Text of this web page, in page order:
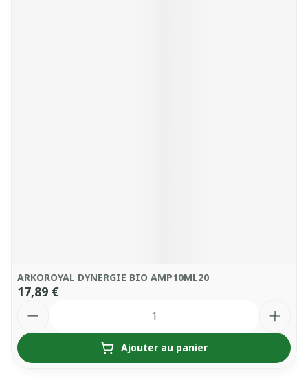
ARKOROYAL DYNERGIE BIO AMP10ML20
17,89 €
Ajouter au panier